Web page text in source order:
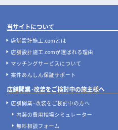
当サイトについて
店舗設計施工.comとは
店舗設計施工.comが選ばれる理由
マッチングサービスについて
案件あんしん保証サポート
店舗開業･改装をご検討中の施主様へ
店舗開業･改装をご検討中の方へ
内装の費用相場シミュレーター
無料相談フォーム